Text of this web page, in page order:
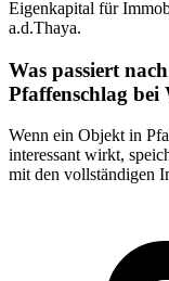
Eigenkapital für
a.d.Thaya.
Was passiert
Pfaffenschlag
Wenn ein Objekt in
interessant wirkt,
mit den vollständigen